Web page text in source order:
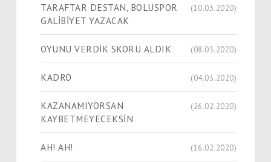
TARAFTAR DESTAN, BOLUSPOR
GALİBİYET YAZACAK
(10.03.2020)
OYUNU VERDİK SKORU ALDIK (08.03.2020)
KADRO (04.03.2020)
KAZANAMIYORSAN
KAYBETMEYECEKSİN
(26.02.2020)
AH! AH! (16.02.2020)